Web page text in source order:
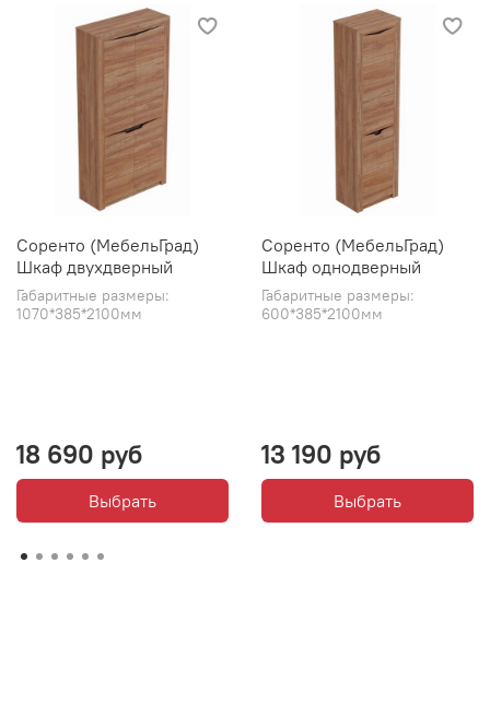
Соренто (МебельГрад)
Шкаф двухдверный
Габаритные размеры:
1070*385*2100мм
18 690 руб
Выбрать
Соренто (МебельГрад)
Шкаф однодверный
Габаритные размеры:
600*385*2100мм
13 190 руб
Выбрать